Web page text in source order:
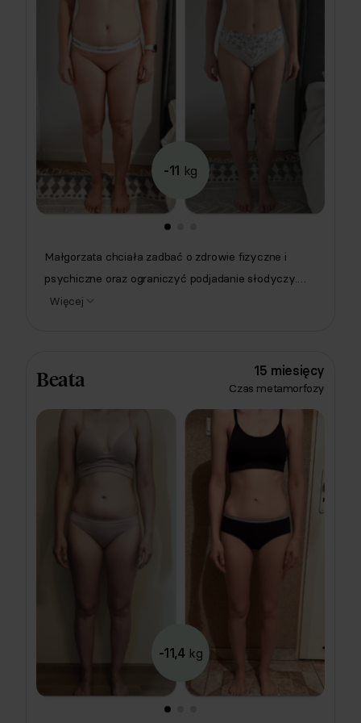
-11 kg
Małgorzata chciała zadbać o zdrowie fizyczne i
psychiczne oraz ograniczyć podjadanie słodyczy.
Dzięki Respo schudła ponad 11 kg, poprawiła wyniki
pomogły jej uporać się z zachciankami. 🧁
Więcej
Beata 15 miesięcy
Czas metamorfozy
-11,4 kg